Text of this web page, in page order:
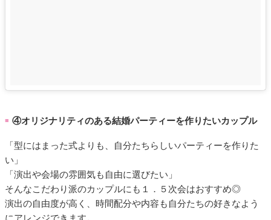
■ ④オリジナリティのある結婚パーティーを作りたいカップル
「型にはまった式よりも、自分たちらしいパーティーを作りた
い」
「演出や会場の雰囲気も自由に選びたい」
そんなこだわり派のカップルにも１．５次会はおすすめ◎
演出の自由度が高く、時間配分や内容も自分たちの好きなよう
にアレンジできます。